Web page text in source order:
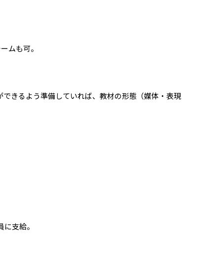
ムも可。
きるよう準備していれば、教材の形態（媒体・表現
支給。